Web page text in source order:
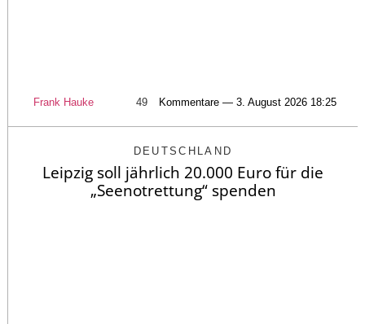
Frank Hauke 49 Kommentare — 3. August 2026 18:25
DEUTSCHLAND
Leipzig soll jährlich 20.000 Euro für die
„Seenotrettung“ spenden